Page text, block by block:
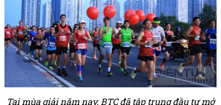
Tại mùa giải năm nay, BTC đã tập trung đầu tư mở